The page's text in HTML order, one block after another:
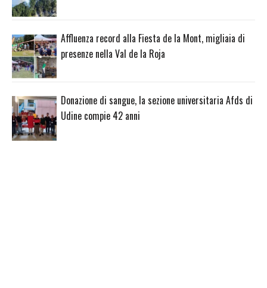
Affluenza record alla Fiesta de la Mont, migliaia di
presenze nella Val de la Roja
Donazione di sangue, la sezione universitaria Afds di
Udine compie 42 anni